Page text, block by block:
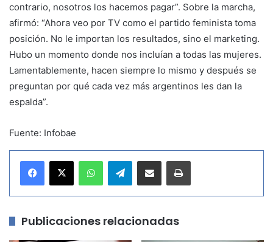
contrario, nosotros los hacemos pagar”. Sobre la marcha,
afirmó: “Ahora veo por TV como el partido feminista toma
posición. No le importan los resultados, sino el marketing.
Hubo un momento donde nos incluían a todas las mujeres.
Lamentablemente, hacen siempre lo mismo y después se
preguntan por qué cada vez más argentinos les dan la
espalda”.
Fuente: Infobae
Telegram
Publicaciones relacionadas